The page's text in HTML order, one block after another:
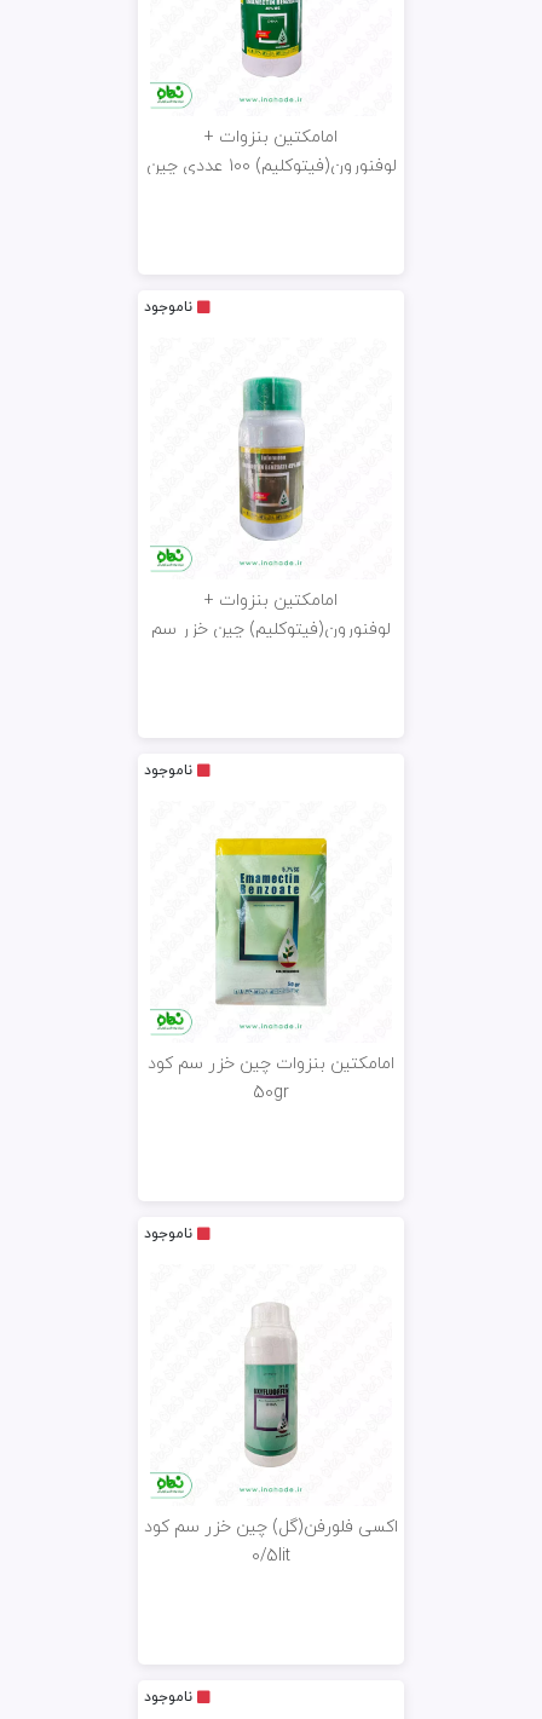
امامکتین بنزوات +
لوفنورون(فیتوکلیم) 100 عددی چین
ناموجود
امامکتین بنزوات +
لوفنورون(فیتوکلیم) چین خزر سم
ناموجود
امامکتین بنزوات چین خزر سم کود
50gr
ناموجود
اکسی فلورفن(گل) چین خزر سم کود
0/5lit
ناموجود